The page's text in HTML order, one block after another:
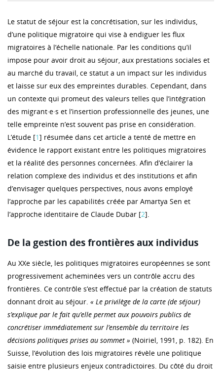
Le statut de séjour est la concrétisation, sur les individus,
d’une politique migratoire qui vise à endiguer les flux
migratoires à l’échelle nationale. Par les conditions qu’il
impose pour avoir droit au séjour, aux prestations sociales et
au marché du travail, ce statut a un impact sur les individus
et laisse sur eux des empreintes durables. Cependant, dans
un contexte qui promeut des valeurs telles que l’intégration
des migrant·e·s et l’insertion professionnelle des jeunes, une
telle empreinte n’est souvent pas prise en considération.
L’étude [1] résumée dans cet article a tenté de mettre en
évidence le rapport existant entre les politiques migratoires
et la réalité des personnes concernées. Afin d’éclairer la
relation complexe des individus et des institutions et afin
d’envisager quelques perspectives, nous avons employé
l’approche par les capabilités créée par Amartya Sen et
l’approche identitaire de Claude Dubar [2].
De la gestion des frontières aux individus
Au XXe siècle, les politiques migratoires européennes se sont
progressivement acheminées vers un contrôle accru des
frontières. Ce contrôle s’est effectué par la création de statuts
donnant droit au séjour. « Le privilège de la carte (de séjour)
s’explique par le fait qu’elle permet aux pouvoirs publics de
concrétiser immédiatement sur l’ensemble du territoire les
décisions politiques prises au sommet » (Noiriel, 1991, p. 182). En
Suisse, l’évolution des lois migratoires révèle une politique
saisie entre plusieurs enjeux contradictoires. Du côté du droit